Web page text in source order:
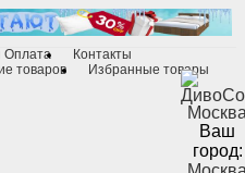
Оплата
Контакты
товаров Избранные товары
Ваш
город: